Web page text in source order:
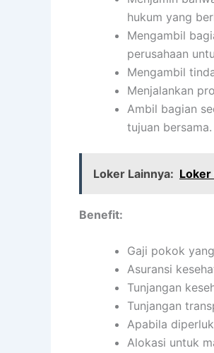
hukum yang
Mengambil
perusahaan
Mengambil
Menjalankan
Ambil bagian
tujuan bersama.
Loker Lainnya:
Benefit:
Gaji pokok
Asuransi
Tunjangan
Tunjangan
Apabila
Alokasi untuk